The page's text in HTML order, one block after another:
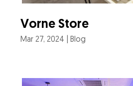
Vorne Store
Mar 27, 2024 |Blog